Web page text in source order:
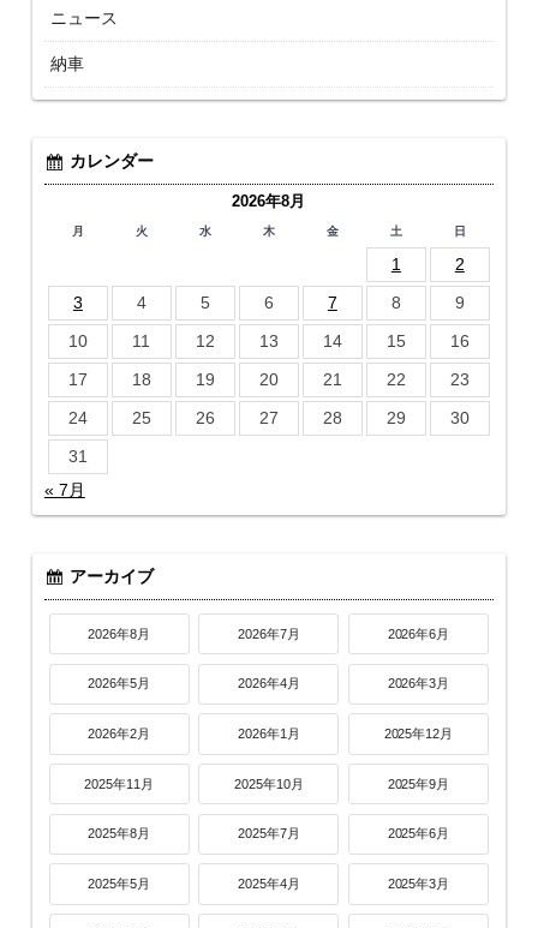
ニュース
納車
カレンダー
2026年8月
月 火 水 木 金 土 日
1
2
3
4 5 6 7 8
9
10
11 12 13 14 15
16
17
18 19 20 21 22
23
24
25 26 27 28 29
30
31
« 7月
アーカイブ
2026年8月 2026年7月 2026年6月
2026年5月 2026年4月 2026年3月
2026年2月 2026年1月 2025年12月
2025年11月 2025年10月 2025年9月
2025年8月 2025年7月 2025年6月
2025年5月 2025年4月 2025年3月